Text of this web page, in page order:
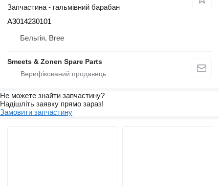
Запчастина - гальмівний барабан
A3014230101
Бельгія, Bree
Smeets & Zonen Spare Parts
Не можете знайти запчастину?
Надішліть заявку прямо зараз!
Замовити запчастину